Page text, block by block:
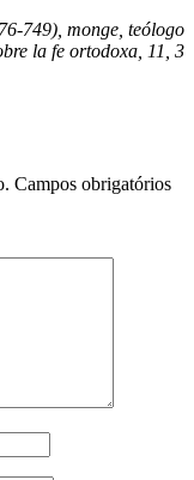
749), monge, teólogo
la fe ortodoxa, 11, 3
Campos obrigatórios